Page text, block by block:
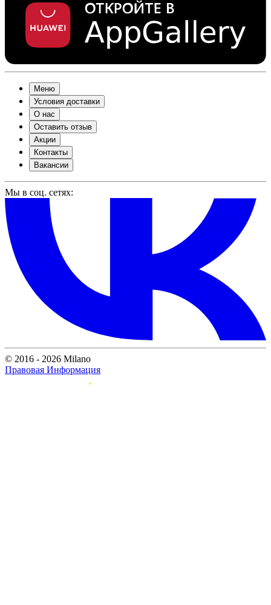
Меню
Условия доставки
О нас
Оставить отзыв
Акции
Контакты
Вакансии
Мы в соц. сетях:
© 2016 - 2026 Milano
Правовая Информация